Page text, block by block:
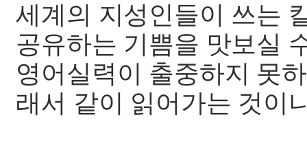
세계의 지성인들이 쓰는
공유하는 기쁨을 맛보실
영어실력이 출중하지 못
래서 같이 읽어가는 것이